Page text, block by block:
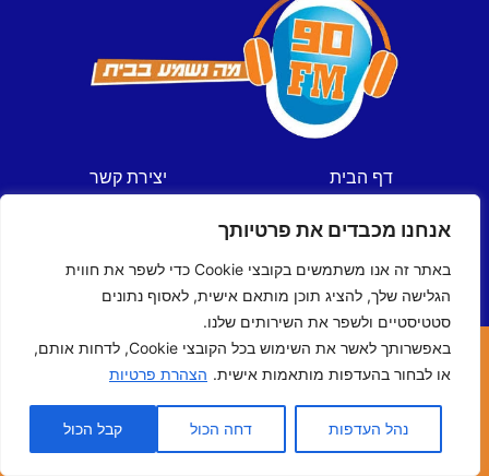
אנחנו מכבדים את פרטיותך
באתר זה אנו משתמשים בקובצי Cookie כדי לשפר את חווית
הגלישה שלך, להציג תוכן מותאם אישית, לאסוף נתונים
סטטיסטיים ולשפר את השירותים שלנו.
באפשרותך לאשר את השימוש בכל הקובצי Cookie, לדחות אותם,
או לבחור בהעדפות מותאמות אישית. הצהרת פרטיות
נהל העדפות דחה הכול קבל הכול
דף הבית
ספורט
תכניות
לוח שידורים
יצירת קשר
הצהרת נגישות
כל הזכויות שמורות © ל- 90FM
האתר נבנה ע"י מומחי האינטרנט של ישראל